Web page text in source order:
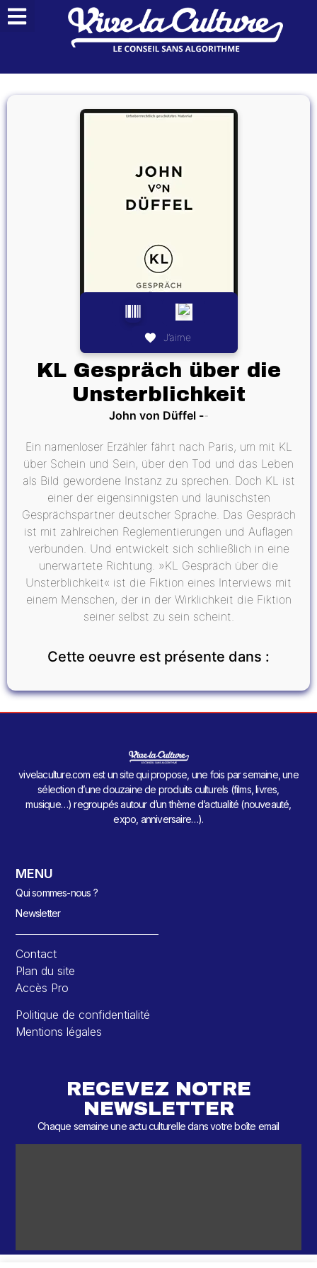
J’aime
KL Gespräch über die
Unsterblichkeit
John von Düffel
Ein namenloser Erzähler fährt nach Paris, um mit KL
über Schein und Sein, über den Tod und das Leben
als Bild gewordene Instanz zu sprechen. Doch KL ist
einer der eigensinnigsten und launischsten
Gesprächspartner deutscher Sprache. Das Gespräch
ist mit zahlreichen Reglementierungen und Auflagen
verbunden. Und entwickelt sich schließlich in eine
unerwartete Richtung. »KL Gespräch über die
Unsterblichkeit« ist die Fiktion eines Interviews mit
einem Menschen, der in der Wirklichkeit die Fiktion
seiner selbst zu sein scheint.
Cette oeuvre est présente dans :
vivelaculture.com est un site qui propose, une fois par semaine, une
sélection d’une douzaine de produits culturels (films, livres,
musique…) regroupés autour d’un thème d’actualité (nouveauté,
expo, anniversaire…).
MENU
Qui sommes-nous ?
Newsletter
Contact
Plan du site
Accès Pro
Politique de confidentialité
Mentions légales
RECEVEZ NOTRE
NEWSLETTER
Chaque semaine une actu culturelle dans votre boîte email